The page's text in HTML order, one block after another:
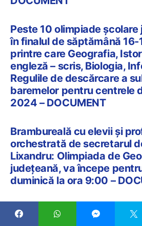
Peste 10 olimpiade
în finalul de săptămână 16-
printre care Geografia,
engleză – scris, Biologia,
Regulile de descărcare a
baremelor pentru centrele
2024 – DOCUMENT
Brambureală cu elevii și
orchestrată de secretarul
Lixandru: Olimpiada de
județeană, va începe
duminică la ora 9:00 –
Solicitarea care a dus la
noapte a orei de începere